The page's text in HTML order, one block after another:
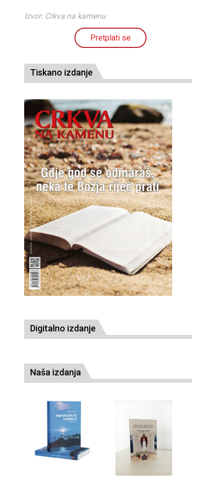
Izvor: Crkva na kamenu
Pretplati se
Tiskano izdanje
Digitalno izdanje
Naša izdanja